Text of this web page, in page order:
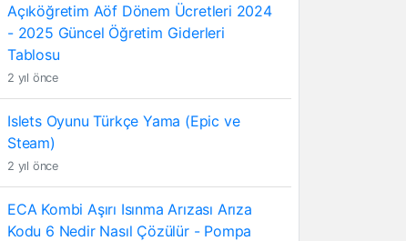
Açıköğretim Aöf Dönem Ücretleri 2024
- 2025 Güncel Öğretim Giderleri
Tablosu
2 yıl önce
Islets Oyunu Türkçe Yama (Epic ve
Steam)
2 yıl önce
ECA Kombi Aşırı Isınma Arızası Arıza
Kodu 6 Nedir Nasıl Çözülür - Pompa